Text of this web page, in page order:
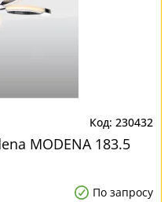
230432
MODENA 183.5
По запросу